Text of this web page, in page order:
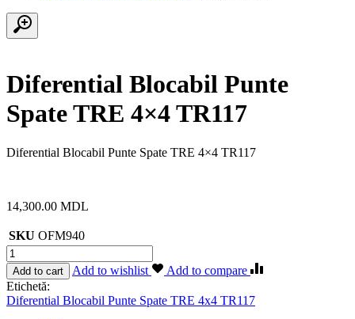
Diferential Blocabil Punte
Spate TRE 4×4 TR117
Diferential Blocabil Punte Spate TRE 4×4 TR117
14,300.00 MDL
SKU OFM940
Cantitate
Diferential
Blocabil
Punte
Spate
Add to cart Add to wishlist
Add to compare
Etichetă:
Diferential Blocabil Punte Spate TRE 4x4 TR117